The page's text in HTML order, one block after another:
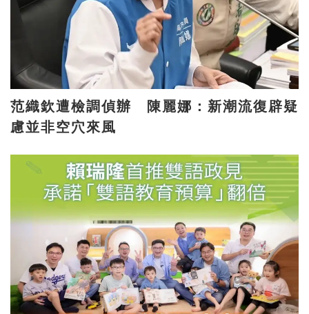
范織欽遭檢調偵辦 陳麗娜：新潮流復辟疑
慮並非空穴來風